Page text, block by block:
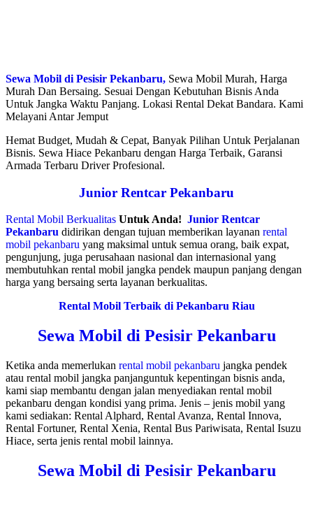
Sewa Mobil di Pesisir Pekanbaru, Sewa Mobil Murah, Harga
Murah Dan Bersaing. Sesuai Dengan Kebutuhan Bisnis Anda
Untuk Jangka Waktu Panjang. Lokasi Rental Dekat Bandara. Kami
Melayani Antar Jemput
Hemat Budget, Mudah & Cepat, Banyak Pilihan Untuk Perjalanan
Bisnis. Sewa Hiace Pekanbaru dengan Harga Terbaik, Garansi
Armada Terbaru Driver Profesional.
Junior Rentcar Pekanbaru
Rental Mobil Berkualitas Untuk Anda! Junior Rentcar
Pekanbaru didirikan dengan tujuan memberikan layanan rental
mobil pekanbaru yang maksimal untuk semua orang, baik expat,
pengunjung, juga perusahaan nasional dan internasional yang
membutuhkan rental mobil jangka pendek maupun panjang dengan
harga yang bersaing serta layanan berkualitas.
Rental Mobil Terbaik di Pekanbaru Riau
Sewa Mobil di Pesisir Pekanbaru
Ketika anda memerlukan rental mobil pekanbaru jangka pendek
atau rental mobil jangka panjanguntuk kepentingan bisnis anda,
kami siap membantu dengan jalan menyediakan rental mobil
pekanbaru dengan kondisi yang prima. Jenis – jenis mobil yang
kami sediakan: Rental Alphard, Rental Avanza, Rental Innova,
Rental Fortuner, Rental Xenia, Rental Bus Pariwisata, Rental Isuzu
Hiace, serta jenis rental mobil lainnya.
Sewa Mobil di Pesisir Pekanbaru